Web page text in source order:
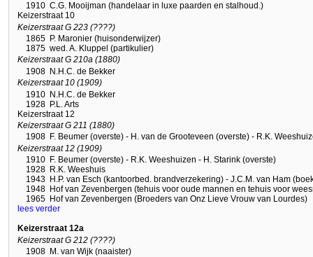
1910 C.G. Mooijman (handelaar in luxe paarden en stalhoud.)
Keizerstraat 10
Keizerstraat G 223 (????)
1865 P. Maronier (huisonderwijzer)
1875 wed. A. Kluppel (partikulier)
Keizerstraat G 210a (1880)
1908 N.H.C. de Bekker
Keizerstraat 10 (1909)
1910 N.H.C. de Bekker
1928 P.L. Arts
Keizerstraat 12
Keizerstraat G 211 (1880)
1908 F. Beumer (overste) - H. van de Grooteveen (overste) - R.K.
Keizerstraat 12 (1909)
1910 F. Beumer (overste) - R.K. Weeshuizen - H. Starink (overste)
1928 R.K. Weeshuis
1943 H.P. van Esch (kantoorbed. brandverzekering) - J.C.M. van Ham
1948 Hof van Zevenbergen (tehuis voor oude mannen en tehuis voor
1965 Hof van Zevenbergen (Broeders van Onz Lieve Vrouw van Lourdes)
lees verder
Keizerstraat 12a
Keizerstraat G 212 (????)
1908 M. van Wijk (naaister)